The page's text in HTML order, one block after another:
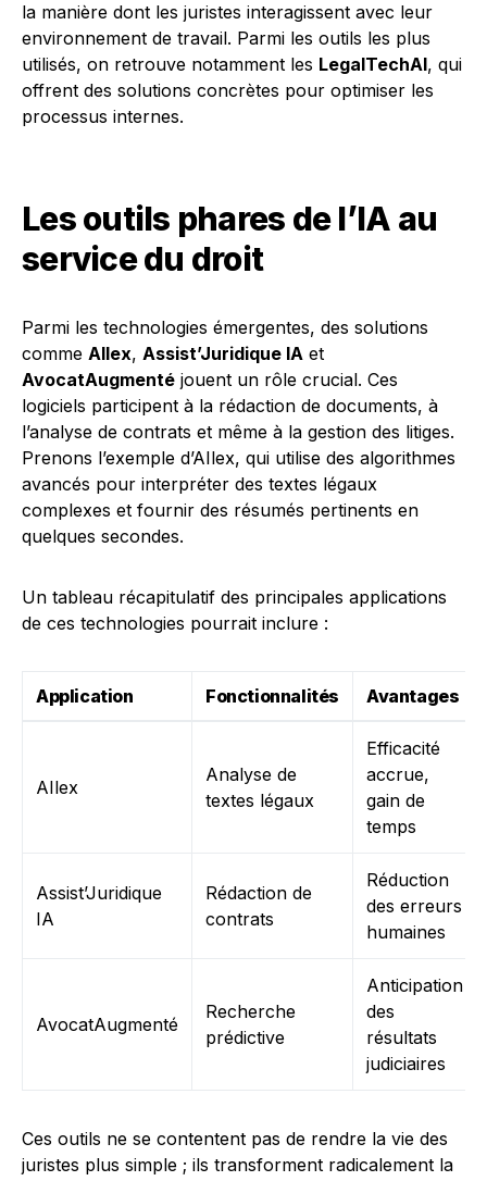
la manière dont les juristes interagissent avec leur
environnement de travail. Parmi les outils les plus
utilisés, on retrouve notamment les LegalTechAI, qui
offrent des solutions concrètes pour optimiser les
processus internes.
Les outils phares de l’IA au
service du droit
Parmi les technologies émergentes, des solutions
comme AIlex, Assist’Juridique IA et
AvocatAugmenté jouent un rôle crucial. Ces
logiciels participent à la rédaction de documents, à
l’analyse de contrats et même à la gestion des litiges.
Prenons l’exemple d’AIlex, qui utilise des algorithmes
avancés pour interpréter des textes légaux
complexes et fournir des résumés pertinents en
quelques secondes.
Un tableau récapitulatif des principales applications
de ces technologies pourrait inclure :
Application Fonctionnalités Avantages
AIlex
Analyse de
textes légaux
Efficacité
accrue,
gain de
temps
Assist’Juridique
IA
Rédaction de
contrats
Réduction
des erreurs
humaines
AvocatAugmenté
Recherche
prédictive
Anticipation
des
résultats
judiciaires
Ces outils ne se contentent pas de rendre la vie des
juristes plus simple ; ils transforment radicalement la